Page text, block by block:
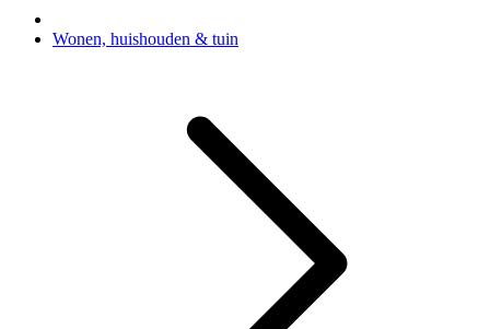
Wonen, huishouden & tuin